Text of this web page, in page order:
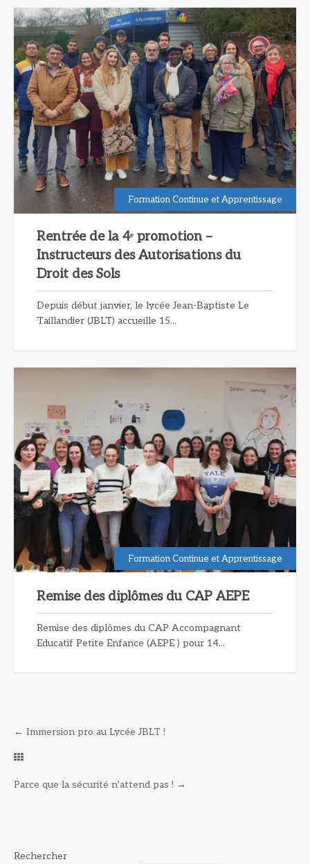
Formation Continue et Apprentissage
Rentrée de la 4ᵉ promotion –
Instructeurs des Autorisations du
Droit des Sols
Depuis début janvier, le lycée Jean-Baptiste Le
Taillandier (JBLT) accueille 15...
Formation Continue et Apprentissage
Remise des diplômes du CAP AEPE
Remise des diplômes du CAP Accompagnant
Educatif Petite Enfance (AEPE ) pour 14...
← Immersion pro au Lycée JBLT !
Parce que la sécurité n’attend pas ! →
Rechercher